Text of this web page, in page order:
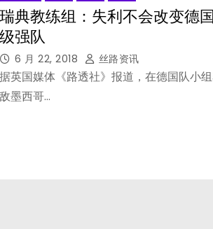
瑞典教练组：失利不会改变德
级强队
6 月 22, 2018 丝路资讯
据英国媒体《路透社》报道，在德国队小
敌墨西哥…